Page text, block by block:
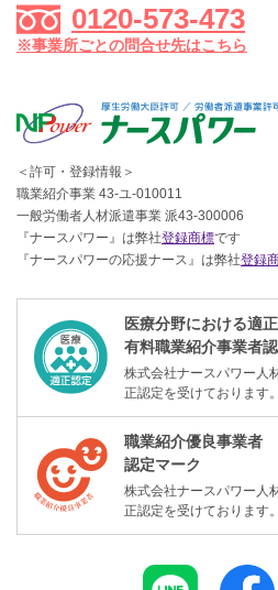
0120-573-473
※事業所ごとの問合せ先はこちら
＜許可・登録情報＞
職業紹介事業 43-ユ-010011
一般労働者人材派遣事業 派43-300006
『ナースパワー』は弊社登録商標です
『ナースパワーの応援ナース』は弊社登録
医療分野における適
有料職業紹介事業者
株式会社ナースパワー人
正認定を受けております。
職業紹介優良事業者
認定マーク
株式会社ナースパワー人
正認定を受けております。